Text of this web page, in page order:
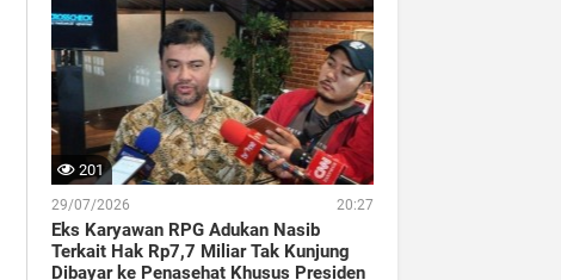
201
29/07/2026 20:27
Eks Karyawan RPG Adukan Nasib
Terkait Hak Rp7,7 Miliar Tak Kunjung
Dibayar ke Penasehat Khusus Presiden